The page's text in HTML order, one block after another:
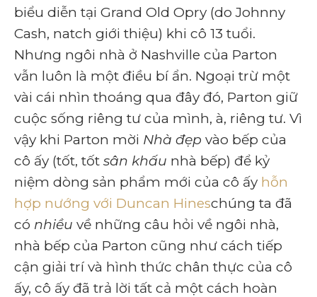
biểu diễn tại Grand Old Opry (do Johnny
Cash, natch giới thiệu) khi cô 13 tuổi.
Nhưng ngôi nhà ở Nashville của Parton
vẫn luôn là một điều bí ẩn. Ngoại trừ một
vài cái nhìn thoáng qua đây đó, Parton giữ
cuộc sống riêng tư của mình, à, riêng tư. Vì
vậy khi Parton mời Nhà đẹp vào bếp của
cô ấy (tốt, tốt sân khấu nhà bếp) để kỷ
niệm dòng sản phẩm mới của cô ấy hỗn
hợp nướng với Duncan Hineschúng ta đã
có nhiều về những câu hỏi về ngôi nhà,
nhà bếp của Parton cũng như cách tiếp
cận giải trí và hình thức chân thực của cô
ấy, cô ấy đã trả lời tất cả một cách hoàn